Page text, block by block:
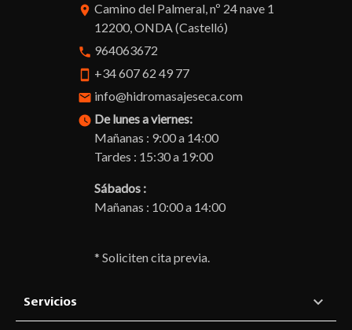
room Camino del Palmeral, nº 24 nave 1
12200, ONDA (Castelló)
phone 964063672
smartphone +34 607 62 49 77
email info@hidromasajeseca.com
watch_later De lunes a viernes:
Mañanas : 9:00 a 14:00
Tardes : 15:30 a 19:00
Sábados :
Mañanas : 10:00 a 14:00
* Soliciten cita previa.
Servicios 